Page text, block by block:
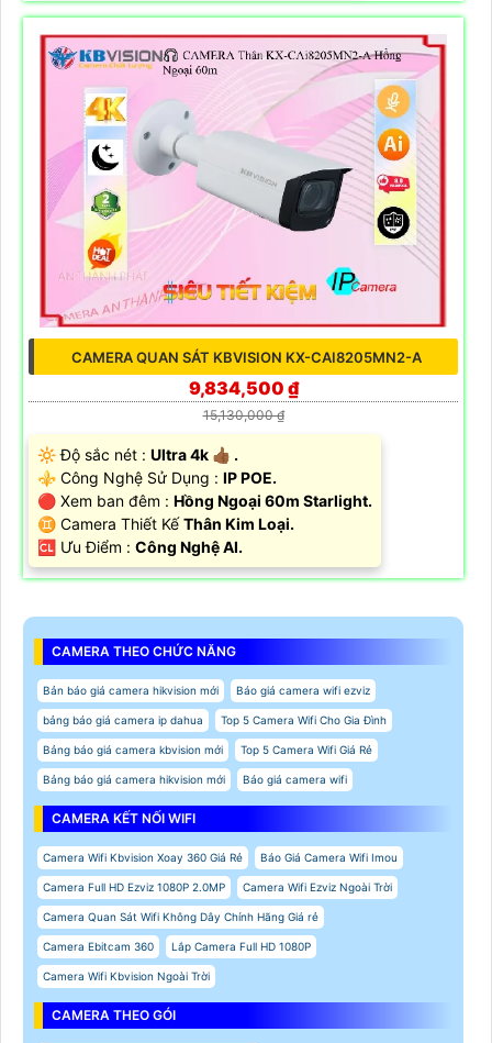
CAMERA QUAN SÁT KBVISION KX-CAI8205MN2-A
9,834,500 ₫
15,130,000 ₫
🔆 Độ sắc nét : Ultra 4k 👍🏾 .
⚜️ Công Nghệ Sử Dụng : IP POE.
🔴 Xem ban đêm : Hồng Ngoại 60m Starlight.
♊ Camera Thiết KếThân Kim Loại.
️🆑 Ưu Điểm : Công Nghệ AI.
CAMERA THEO CHỨC NĂNG
Bản báo giá camera hikvision mới Báo giá camera wifi ezviz
bảng báo giá camera ip dahua Top 5 Camera Wifi Cho Gia Đình
Bảng báo giá camera kbvision mới Top 5 Camera Wifi Giá Rẻ
Bảng báo giá camera hikvision mới Báo giá camera wifi
CAMERA KẾT NỐI WIFI
Camera Wifi Kbvision Xoay 360 Giá Rẻ Báo Giá Camera Wifi Imou
Camera Full HD Ezviz 1080P 2.0MP Camera Wifi Ezviz Ngoài Trời
Camera Quan Sát Wifi Không Dây Chính Hãng Giá rẻ
Camera Ebitcam 360 Lắp Camera Full HD 1080P
Camera Wifi Kbvision Ngoài Trời
CAMERA THEO GÓI